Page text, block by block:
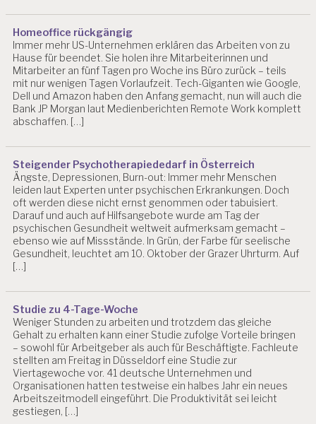
I
T
Ä
T
A
R
B
S
P
S
Y
C
H
O
L
O
A
R
B
EI
T
S
P
S
Homeoffice rückgängig
Immer mehr US-Unternehmen erklären das Arbeiten von zu
Hause für beendet. Sie holen ihre Mitarbeiterinnen und
Mitarbeiter an fünf Tagen pro Woche ins Büro zurück – teils
mit nur wenigen Tagen Vorlaufzeit. Tech-Giganten wie Google,
Dell und Amazon haben den Anfang gemacht, nun will auch die
Bank JP Morgan laut Medienberichten Remote Work komplett
abschaffen. […]
Steigender Psychotherapiededarf in Österreich
Ängste, Depressionen, Burn-out: Immer mehr Menschen
leiden laut Experten unter psychischen Erkrankungen. Doch
oft werden diese nicht ernst genommen oder tabuisiert.
Darauf und auch auf Hilfsangebote wurde am Tag der
psychischen Gesundheit weltweit aufmerksam gemacht –
ebenso wie auf Missstände. In Grün, der Farbe für seelische
Gesundheit, leuchtet am 10. Oktober der Grazer Uhrturm. Auf
[…]
Studie zu 4-Tage-Woche
Weniger Stunden zu arbeiten und trotzdem das gleiche
Gehalt zu erhalten kann einer Studie zufolge Vorteile bringen
– sowohl für Arbeitgeber als auch für Beschäftigte. Fachleute
stellten am Freitag in Düsseldorf eine Studie zur
Viertagewoche vor. 41 deutsche Unternehmen und
Organisationen hatten testweise ein halbes Jahr ein neues
Arbeitszeitmodell eingeführt. Die Produktivität sei leicht
gestiegen, […]